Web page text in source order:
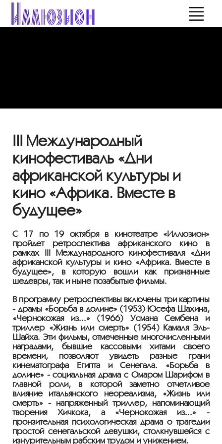
III Международный
кинофестиваль «Дни
африканской культуры и
кино «Африка. Вместе в
будущее»
С 17 по 19 октября в кинотеатре «Иллюзион»
пройдет ретроспектива африканского кино в
рамках III Международного кинофестиваля «Дни
африканской культуры и кино «Африка. Вместе в
будущее», в которую вошли как признанные
шедевры, так и ныне позабытые фильмы.
В программу ретроспективы включены три картины
- драмы «Борьба в долине» (1953) Юсефа Шахина,
«Чернокожая из...» (1966) Усмана Сембена и
триллер «Жизнь или смерть» (1954) Камаля Эль-
Шайха. Эти фильмы, отмеченные многочисленными
наградами, бывшие кассовыми хитами своего
времени, позволяют увидеть разные грани
кинематографа Египта и Сенегала. «Борьба в
долине» - социальная драма с Омаром Шарифом в
главной роли, в которой заметно отчетливое
влияние итальянского неореализма, «Жизнь или
смерть» - напряженный триллер, напоминающий
творения Хичкока, а «Чернокожая из...» -
пронзительная психологическая драма о трагедии
простой сенегальской девушки, столкнувшейся с
изнурительным рабским трудом и унижением.